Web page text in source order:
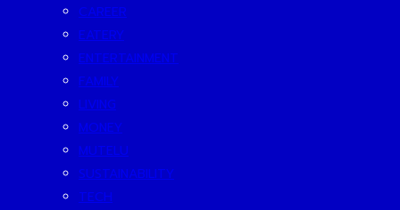
CAREER
EATERY
ENTERTAINMENT
FAMILY
LIVING
MONEY
MUTELU
SUSTAINABILITY
TECH